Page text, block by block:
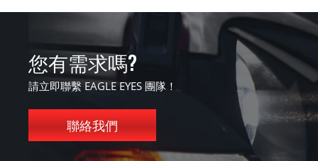
您有需求嗎?
請立即聯繫 EAGLE EYES 團隊！
聯絡我們